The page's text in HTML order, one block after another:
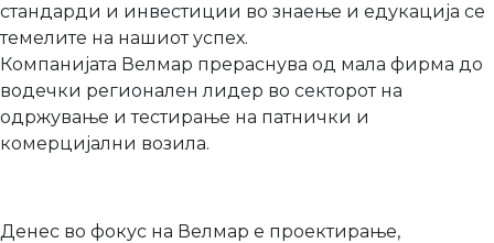
стандарди и инвестиции во знаење и едукација се
темелите на нашиот успех.
Компанијата Велмар прераснува од мала фирма до
водечки регионален лидер во секторот на
одржување и тестирање на патнички и
комерцијални возила.
Денес во фокус на Велмар е проектирање,